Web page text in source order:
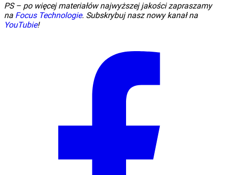
PS – po więcej materiałów najwyższej jakości zapraszamy
na Focus Technologie. Subskrybuj nasz nowy kanał na
YouTubie!